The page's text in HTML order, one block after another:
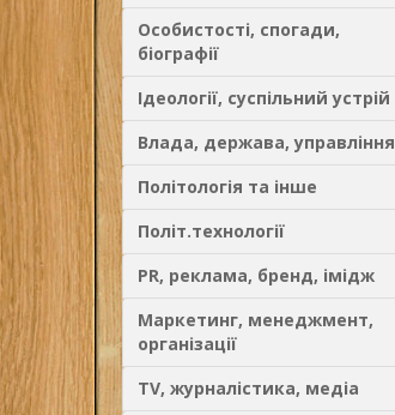
Особистості, спогади,
біографії
Ідеології, суспільний устрій
Влада, держава, управління
Політологія та інше
Політ.технології
PR, реклама, бренд, імідж
Маркетинг, менеджмент,
організації
TV, журналістика, медіа